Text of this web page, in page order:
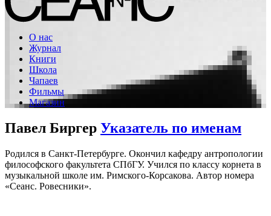
О нас
Журнал
Книги
Школа
Чапаев
Фильмы
Магазин
Павел Биргер Указатель по именам
Родился в Санкт-Петербурге. Окончил кафедру антропологии
философского факультета СПбГУ. Учился по классу корнета в
музыкальной школе им. Римского-Корсакова. Автор номера
«Сеанс. Ровесники».